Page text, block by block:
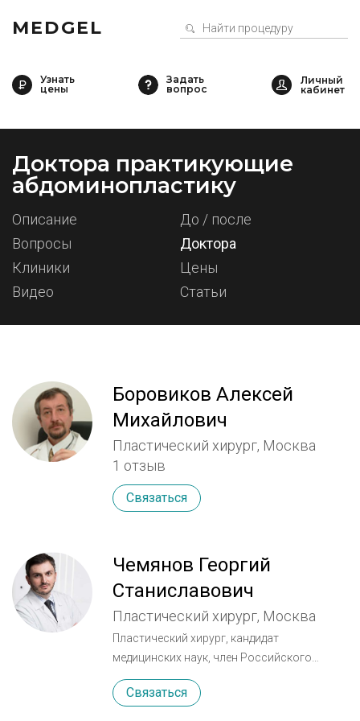
MEDGEL
Узнать
цены
Задать
вопрос
Доктора практикующие
абдоминопластику
Описание
До / после
Вопросы
Доктора
Клиники
Цены
Видео
Статьи
Боровиков Алексей
Михайлович
Пластический хирург, Москва
1 отзыв
Связаться
Чемянов Георгий
Станиславович
Пластический хирург, Москва
Пластический хирург, кандидат
медицинских наук, член Российского
общества пластических, реконструктивных
и эстетических хирургов (РОПРЭХ), член
Связаться